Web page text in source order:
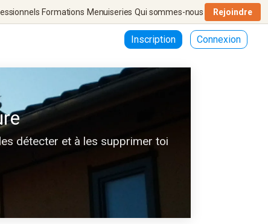
Formations Menuiseries Qui sommes-nous Rejoindre
Inscription Connexion
détecter et à les supprimer toi